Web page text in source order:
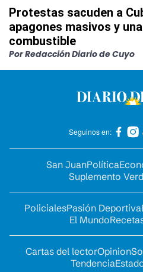
Protestas sacuden a
apagones masivos y
combustible
Por Redacción Diario de Cuyo
Seguinos en:
San JuanPolítica
Suplemento
PolicialesPasión Deportiva
El Mundo
Cartas del lectorOpinion
Tendencia